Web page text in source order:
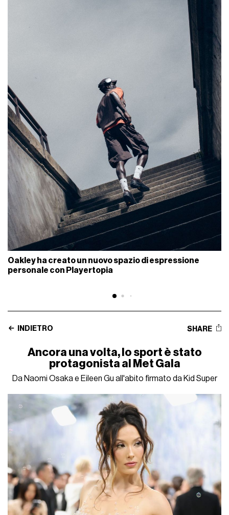
Oakley ha creato un nuovo spazio di espressione
personale con Playertopia
INDIETRO SHARE
Ancora una volta, lo sport è stato
protagonista al Met Gala
Da Naomi Osaka e Eileen Gu all'abito firmato da Kid Super